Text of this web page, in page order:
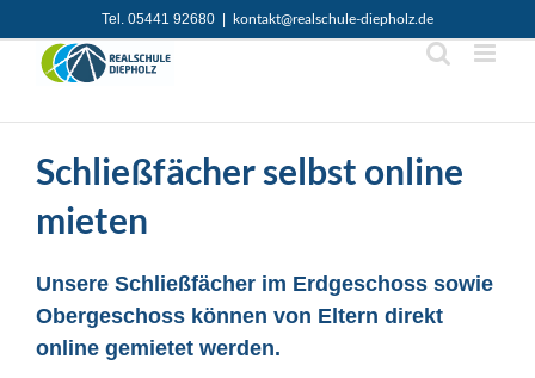
Inhalt
springen
Tel. 05441 92680 kontakt@realschule-diepholz.de
Schließfächer selbst online
mieten
Unsere Schließfächer im Erdgeschoss sowie
Obergeschoss können von Eltern direkt
online gemietet werden.